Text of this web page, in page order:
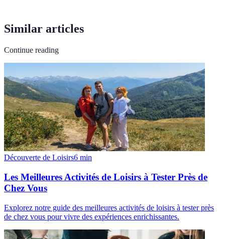
Similar articles
Continue reading
Découverte de Loisirs6 min
Les Meilleures Activités de Loisirs à Tester Près de
Chez Vous
Explorez notre guide des meilleures activités de loisirs à tester près
de chez vous pour vivre des expériences enrichissantes.